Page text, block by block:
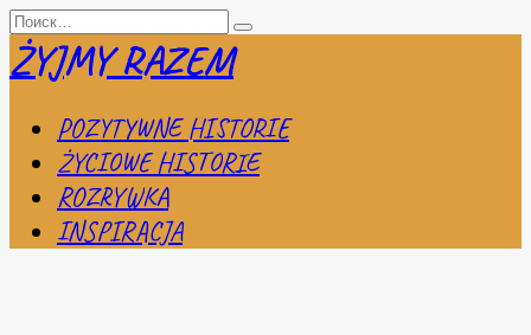
Перейти
к
содержанию
Search
for:
ŻYJMY RAZEM
POZYTYWNE HISTORIE
ŻYCIOWE HISTORIE
ROZRYWKA
INSPIRACJA